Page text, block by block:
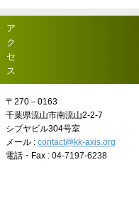
ア
ク
セ
ス
〒270－0163
千葉県流山市南流山2-2-7
シブヤビル304号室
メール : contact@kk-axis.org
電話・Fax : 04-7197-6238